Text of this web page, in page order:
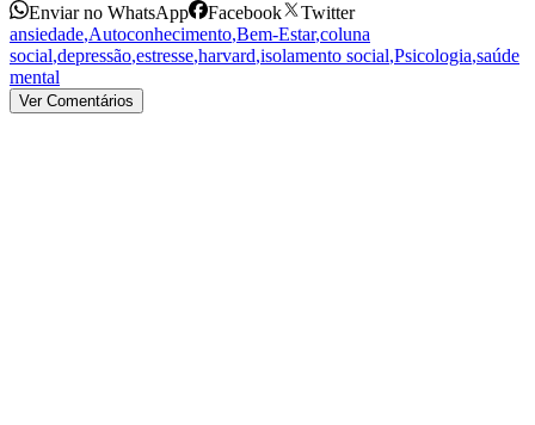
Enviar no WhatsApp Facebook
Twitter
ansiedade,Autoconhecimento,Bem-Estar,coluna
social,depressão,estresse,harvard,isolamento social,Psicologia,saúde
mental
Ver Comentários